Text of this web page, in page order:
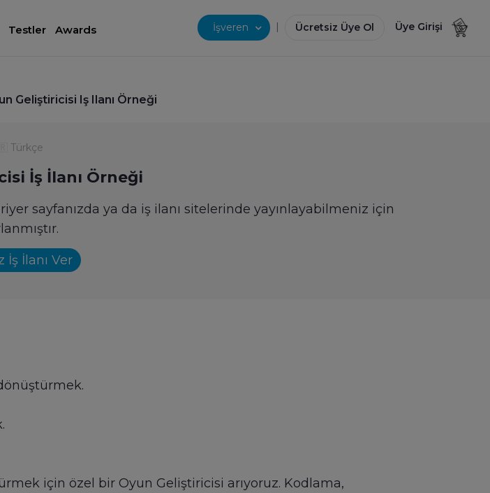
Testler Awards İşveren | Ücretsiz Üye Ol Üye Girişi
Geliştiricisi Iş Ilanı Örneği
Türkçe
İş İlanı Örneği
sayfanızda ya da iş ilanı sitelerinde yayınlayabilmeniz için
İş İlanı Ver
için özel bir Oyun Geliştiricisi arıyoruz. Kodlama,